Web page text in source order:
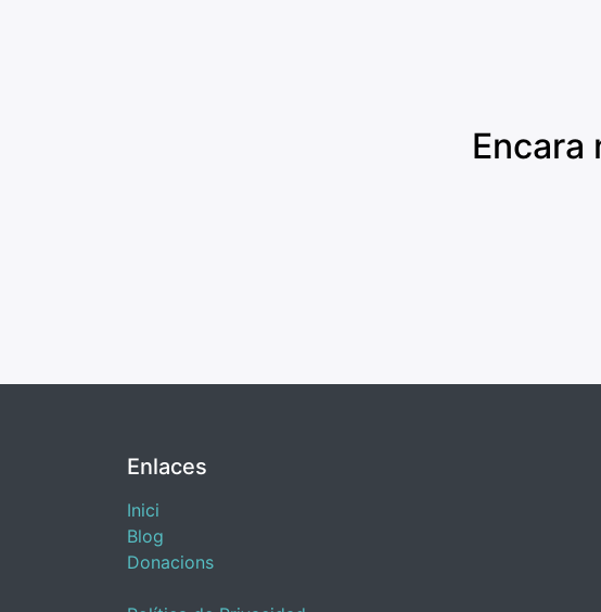
Encara
Enlaces
Inici
Blog
​Donacions